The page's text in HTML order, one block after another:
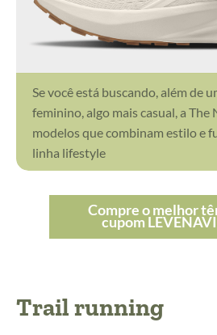
Se você está buscando, além de
feminino, algo mais casual, a The
modelos que combinam estilo e
linha lifestyle
Compre o melhor
cupom
Trail running